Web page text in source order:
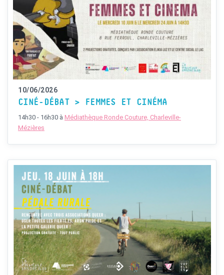
10/06/2026
CINÉ-DÉBAT > FEMMES ET CINÉMA
14h30 - 16h30 à Médiathèque Ronde Couture, Charleville-
Mézières